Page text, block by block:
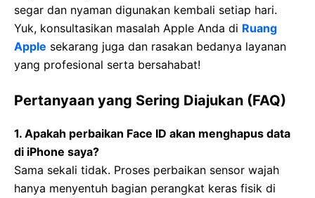
segar dan nyaman digunakan kembali setiap hari.
Yuk, konsultasikan masalah Apple Anda di Ruang
Apple sekarang juga dan rasakan bedanya layanan
yang profesional serta bersahabat!
Pertanyaan yang Sering Diajukan (FAQ)
1. Apakah perbaikan Face ID akan menghapus data
di iPhone saya?
Sama sekali tidak. Proses perbaikan sensor wajah
hanya menyentuh bagian perangkat keras fisik di